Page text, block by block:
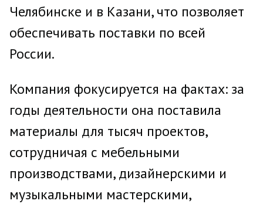
Челябинске и в Казани, что позволяет
обеспечивать поставки по всей
России.
Компания фокусируется на фактах: за
годы деятельности она поставила
материалы для тысяч проектов,
сотрудничая с мебельными
производствами, дизайнерскими и
музыкальными мастерскими,